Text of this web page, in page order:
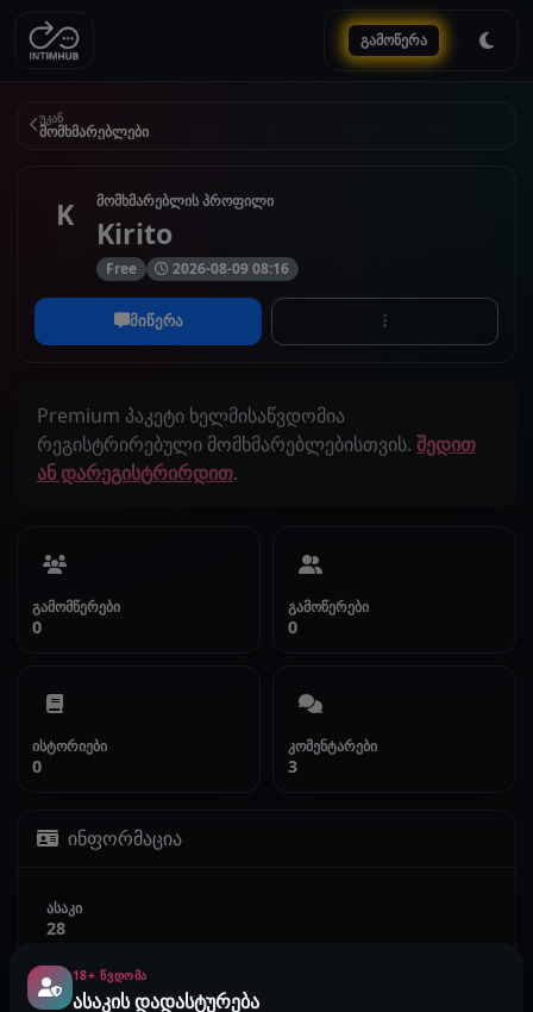
გამოწერა
უკან
მომხმარებლები
K მომხმარებლის პროფილი
Kirito
Free 2026-08-09 08:16
მიწერა
Premium პაკეტი ხელმისაწვდომია
რეგისტრირებული მომხმარებლებისთვის. შედით
ან დარეგისტრირდით.
გამომწერები
0
გამოწერები
0
ისტორიები
0
კომენტარები
3
ინფორმაცია
ასაკი
28
სქესი
18+ ᲬᲕᲓᲝᲛᲐ
ასაკის დადასტურება